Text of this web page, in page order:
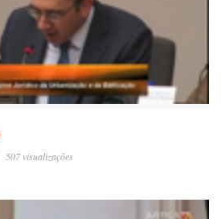
507 visualizações